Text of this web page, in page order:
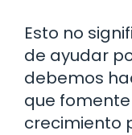
Esto no
de ayudar
debemos
que
crecimiento